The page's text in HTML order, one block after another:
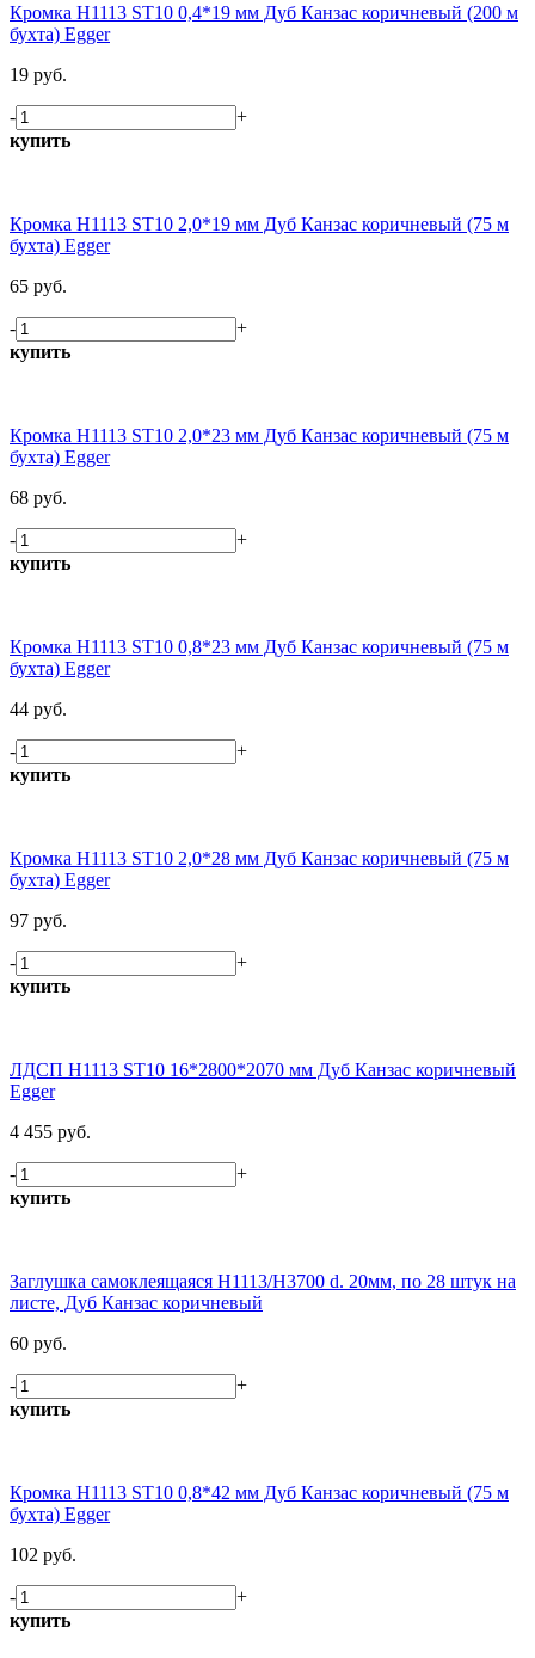
Кромка H1113 ST10 0,4*19 мм Дуб Канзас коричневый (200 м
бухта) Egger
19 руб.
-
+
купить
Кромка H1113 ST10 2,0*19 мм Дуб Канзас коричневый (75 м
бухта) Egger
65 руб.
-
+
купить
Кромка H1113 ST10 2,0*23 мм Дуб Канзас коричневый (75 м
бухта) Egger
68 руб.
-
+
купить
Кромка H1113 ST10 0,8*23 мм Дуб Канзас коричневый (75 м
бухта) Egger
44 руб.
-
+
купить
Кромка H1113 ST10 2,0*28 мм Дуб Канзас коричневый (75 м
бухта) Egger
97 руб.
-
+
купить
ЛДСП H1113 ST10 16*2800*2070 мм Дуб Канзас коричневый
Egger
4 455 руб.
-
+
купить
Заглушка самоклеящаяся H1113/Н3700 d. 20мм, по 28 штук на
листе, Дуб Канзас коричневый
60 руб.
-
+
купить
Кромка H1113 ST10 0,8*42 мм Дуб Канзас коричневый (75 м
бухта) Egger
102 руб.
-
+
купить